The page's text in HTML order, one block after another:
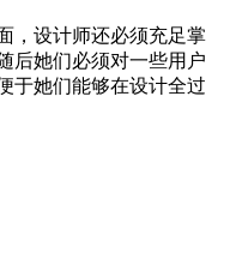
，设计师还必须充足掌
后她们必须对一些用户
于她们能够在设计全过